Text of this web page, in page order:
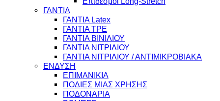
ΓΑΝΤΙΑ
ΓΑΝΤΙΑ Latex
ΓΑΝΤΙΑ TPE
ΓΑΝΤΙΑ ΒΙΝΙΛΙΟΥ
ΓΑΝΤΙΑ ΝΙΤΡΙΛΙΟΥ
ΓΑΝΤΙΑ ΝΙΤΡΙΛΙΟΥ / ΑΝΤΙΜΙΚΡΟΒΙΑΚΑ
ΕΝΔΥΣΗ
ΕΠΙΜΑΝΙΚΙΑ
ΠΟΔΙΕΣ ΜΙΑΣ ΧΡΗΣΗΣ
ΠΟΔΟΝΑΡΙΑ